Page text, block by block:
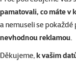
pamatovali, co máte v
a nemuseli se
nevhodnou reklamou.
Děkujeme,k vašim